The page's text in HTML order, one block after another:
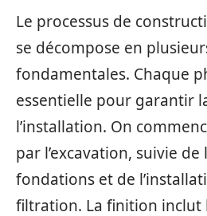
Le processus de
se décompose en
fondamentales. Chaque
essentielle pour garantir
l’installation. On
par l’excavation, suivie
fondations et de
filtration. La finition inclut